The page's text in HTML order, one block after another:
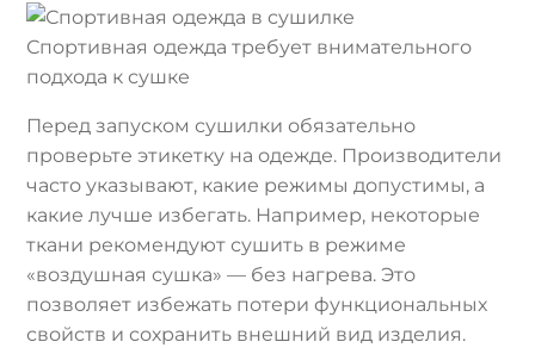
Спортивная одежда требует внимательного
подхода к сушке
Перед запуском сушилки обязательно
проверьте этикетку на одежде. Производители
часто указывают, какие режимы допустимы, а
какие лучше избегать. Например, некоторые
ткани рекомендуют сушить в режиме
«воздушная сушка» — без нагрева. Это
позволяет избежать потери функциональных
свойств и сохранить внешний вид изделия.